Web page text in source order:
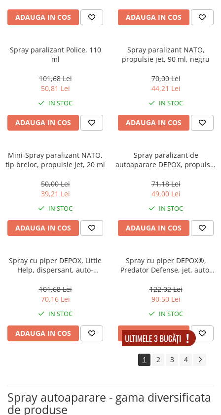
ADAUGA IN COS ADAUGA IN COS
Spray paralizant Police, 110
ml
101,68 Lei
50,81 Lei
IN STOC
ADAUGA IN COS
Spray paralizant NATO,
propulsie jet, 90 ml, negru
70,00 Lei
44,21 Lei
IN STOC
ADAUGA IN COS
Mini-Spray paralizant NATO,
tip breloc, propulsie jet, 20 ml
50,00 Lei
39,21 Lei
IN STOC
ADAUGA IN COS
Spray paralizant de
autoaparare DEPOX, propulsie
inclusa
71,18 Lei
49,00 Lei
IN STOC
ADAUGA IN COS
Spray cu piper DEPOX, Little
Help, dispersant, auto-
101,68 Lei
70,16 Lei
IN STOC
ADAUGA IN COS
Spray cu piper DEPOX®,
Predator Defense, jet, auto-
122,02 Lei
90,50 Lei
IN STOC
ADAUGA IN COS
1 2 3 4
Spray autoaparare - gama diversificata
de produse